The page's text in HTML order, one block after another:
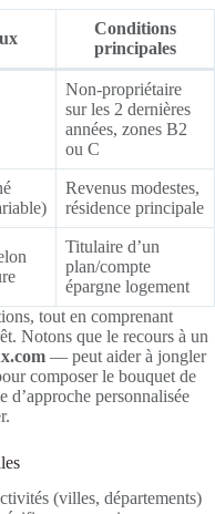
Conditions
principales
Non-propriétaire
sur les 2 dernières
années, zones B2
ou C
Revenus modestes,
résidence principale
Titulaire d’un
plan/compte
épargne logement
tout en comprenant
Notons que le recours à un
— peut aider à jongler
composer le bouquet de
d’approche personnalisée
(villes, départements)